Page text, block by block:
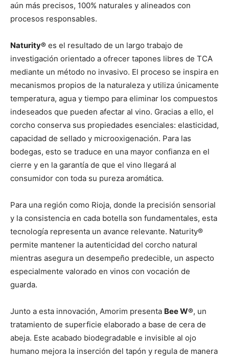
aún más precisos, 100% naturales y alineados con
procesos responsables.
Naturity® es el resultado de un largo trabajo de
investigación orientado a ofrecer tapones libres de TCA
mediante un método no invasivo. El proceso se inspira en
mecanismos propios de la naturaleza y utiliza únicamente
temperatura, agua y tiempo para eliminar los compuestos
indeseados que pueden afectar al vino. Gracias a ello, el
corcho conserva sus propiedades esenciales: elasticidad,
capacidad de sellado y microoxigenación. Para las
bodegas, esto se traduce en una mayor confianza en el
cierre y en la garantía de que el vino llegará al
consumidor con toda su pureza aromática.
Para una región como Rioja, donde la precisión sensorial
y la consistencia en cada botella son fundamentales, esta
tecnología representa un avance relevante. Naturity®
permite mantener la autenticidad del corcho natural
mientras asegura un desempeño predecible, un aspecto
especialmente valorado en vinos con vocación de
guarda.
Junto a esta innovación, Amorim presenta Bee W®, un
tratamiento de superficie elaborado a base de cera de
abeja. Este acabado biodegradable e invisible al ojo
humano mejora la inserción del tapón y regula de manera